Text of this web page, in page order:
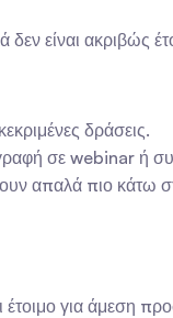
είναι ακριβώς
δράσεις.
σε webinar ή
απαλά πιο κάτω
έτοιμο για